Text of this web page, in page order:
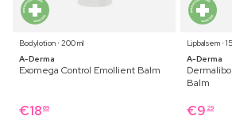
Bodylotion ⋅ 200 ml
A-Derma
Exomega Control Emollient Balm
€18 69
Lipbalsem ⋅
A-Derma
Balm
€9 29